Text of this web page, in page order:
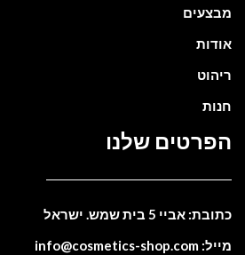
מבצעים
אודות
ריהוט
חנות
הפרטים שלנו
כתובת: אביי 5 בית שמש. ישראל
מייל: info@cosmetics-shop.com